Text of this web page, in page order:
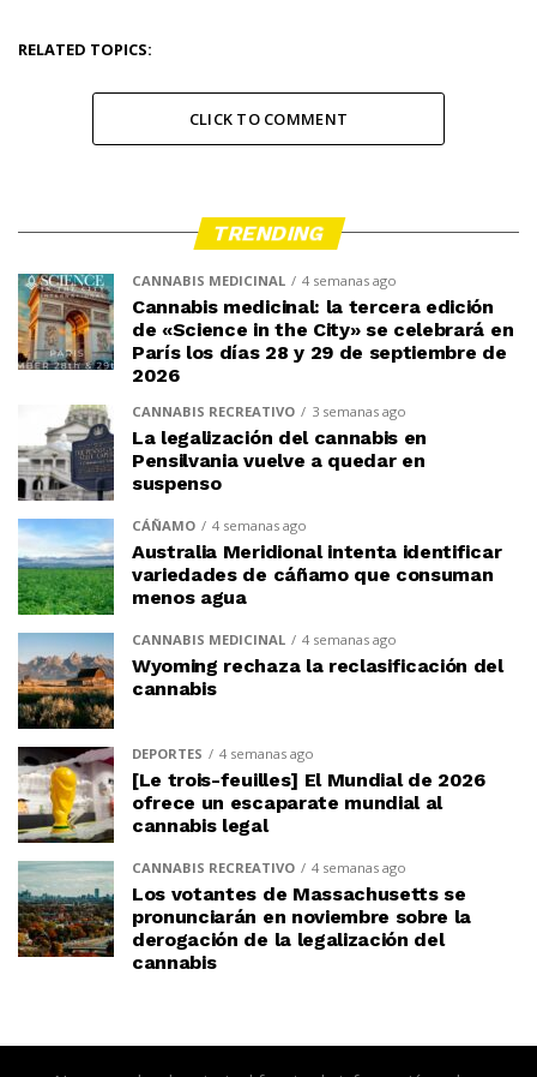
RELATED TOPICS:
CLICK TO COMMENT
TRENDING
CANNABIS MEDICINAL 4 semanas ago
Cannabis medicinal: la tercera edición
de «Science in the City» se celebrará en
París los días 28 y 29 de septiembre de
2026
CANNABIS RECREATIVO 3 semanas ago
La legalización del cannabis en
Pensilvania vuelve a quedar en
suspenso
CÁÑAMO 4 semanas ago
Australia Meridional intenta identificar
variedades de cáñamo que consuman
menos agua
CANNABIS MEDICINAL 4 semanas ago
Wyoming rechaza la reclasificación del
cannabis
DEPORTES 4 semanas ago
[Le trois-feuilles] El Mundial de 2026
ofrece un escaparate mundial al
cannabis legal
CANNABIS RECREATIVO 4 semanas ago
Los votantes de Massachusetts se
pronunciarán en noviembre sobre la
derogación de la legalización del
cannabis